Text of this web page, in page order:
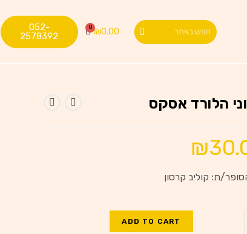
₪0.00
052-
2578392
הלורד אסקס
₪
ת: קוליב קרסון
ADD TO CART